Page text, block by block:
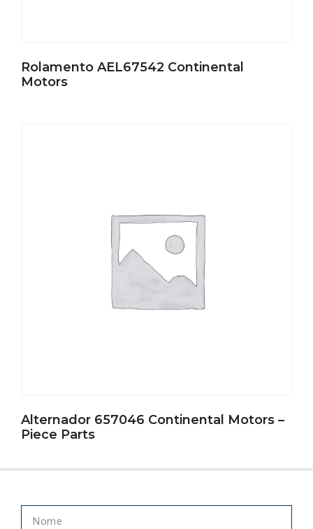
Rolamento AEL67542 Continental
Motors
Alternador 657046 Continental Motors –
Piece Parts